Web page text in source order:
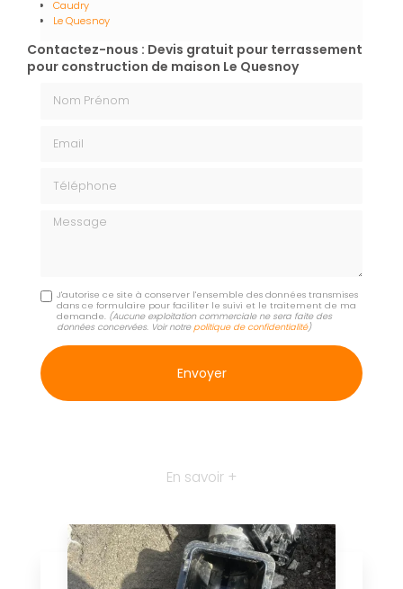
Caudry
Le Quesnoy
Contactez-nous : Devis gratuit pour terrassement
pour construction de maison Le Quesnoy
Message
J'autorise ce site à conserver l'ensemble des données transmises
dans ce formulaire pour faciliter le suivi et le traitement de ma
demande. (Aucune exploitation commerciale ne sera faite des
données concervées. Voir notrepolitique de confidentialité)
En savoir +